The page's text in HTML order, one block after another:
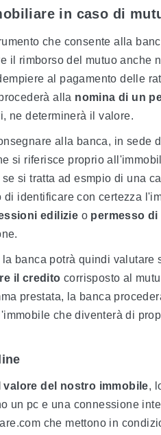
in caso di
che consente alla
il rimborso del mutuo anche
al pagamento delle
alla nomina di un
ne determinerà il valore.
alla banca, in sede
si riferisce proprio
si tratta ad esmpio di una
di identificare con certezza
edilizie o permesso
banca potrà quindi valutare
il credito corrisposto al
prestata, la banca
che diventerà di
del nostro immobile,
un pc e una connessione
che mettono in